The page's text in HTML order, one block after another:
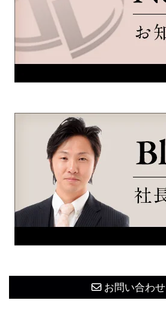
お問い合わせ